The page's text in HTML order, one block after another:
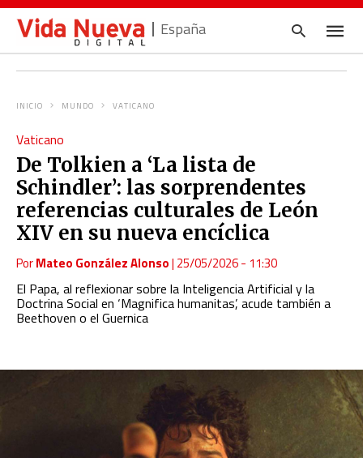
España
INICIO MUNDO VATICANO
Vaticano
De Tolkien a ‘La lista de
Schindler’: las sorprendentes
referencias culturales de León
XIV en su nueva encíclica
PorMateo González Alonso| 25/05/2026 - 11:30
El Papa, al reflexionar sobre la Inteligencia Artificial y la
Doctrina Social en ‘Magnifica humanitas’, acude también a
Beethoven o el Guernica